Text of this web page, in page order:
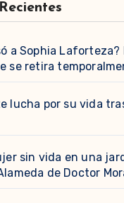
a Sophia Laforteza?
se retira
lucha por su vida
sin vida en una
de Doctor